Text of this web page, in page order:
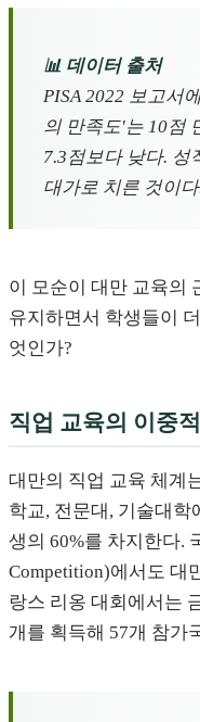
📊 데이터 출처
PISA 2022 보고서
의 만족도'는 10점
7.3점보다 낮다. 성
대가로 치른 것이
이 모순이 대만 교육의
유지하면서 학생들이
엇인가?
직업 교육의 이중
대만의 직업 교육 체계
학교, 전문대, 기술대학
생의 60%를 차지한다.
Competition)에서도 대
랑스 리옹 대회에서는
개를 획득해 57개 참가